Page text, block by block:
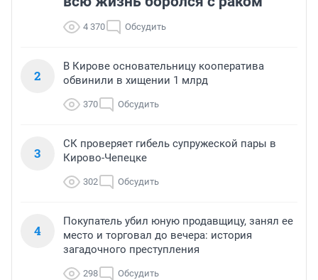
4 370 Обсудить
2
В Кирове основательницу кооператива
обвинили в хищении 1 млрд
370 Обсудить
3
СК проверяет гибель супружеской пары в
Кирово-Чепецке
302 Обсудить
4
Покупатель убил юную продавщицу, занял ее
место и торговал до вечера: история
загадочного преступления
298 Обсудить